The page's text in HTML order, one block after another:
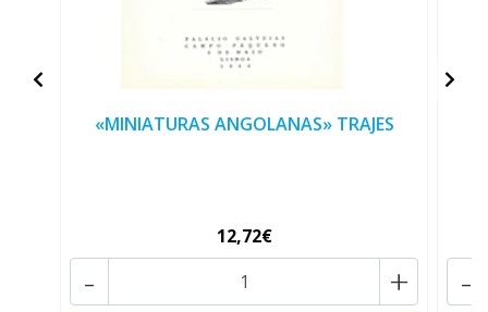
«MINIATURAS ANGOLANAS» TRAJES
12,72€
+
- -